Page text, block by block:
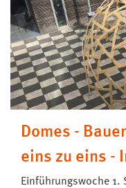
Domes -
eins zu eins -
Einführungswoche 1.